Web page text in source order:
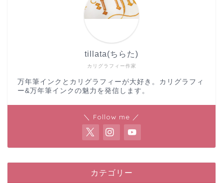
カリグラフィー作家
tillata(ちらた)
万年筆インクとカリグラフィーが大好き。カリグラフィ
ー&万年筆インクの魅力を発信します。
＼ Follow me ／
カテゴリー